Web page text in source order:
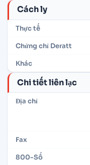
Cách ly
Thực tế
Chứng chỉ Deratt
Khác
Chi tiết liên lạc
Địa chỉ
Fax
800-Số